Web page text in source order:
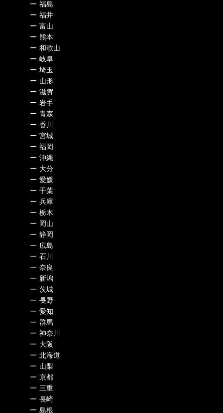
ー 福島
ー 福井
ー 富山
ー 熊本
ー 和歌山
ー 岐阜
ー 埼玉
ー 山形
ー 滋賀
ー 岩手
ー 青森
ー 香川
ー 宮城
ー 福岡
ー 沖縄
ー 大分
ー 愛媛
ー 千葉
ー 兵庫
ー 栃木
ー 岡山
ー 静岡
ー 広島
ー 石川
ー 奈良
ー 新潟
ー 茨城
ー 長野
ー 愛知
ー 群馬
ー 神奈川
ー 大阪
ー 北海道
ー 山梨
ー 京都
ー 三重
ー 長崎
ー 島根